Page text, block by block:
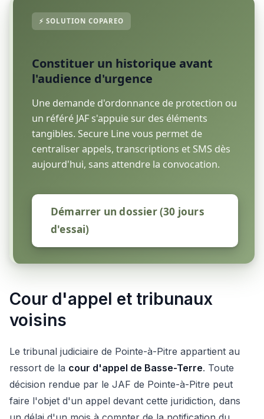
Constituer un historique avant
l'audience d'urgence
Une demande d'ordonnance de protection ou
un référé JAF s'appuie sur des éléments
tangibles. Secure Line vous permet de
centraliser appels, transcriptions et SMS dès
aujourd'hui, sans attendre la convocation.
Démarrer un dossier (30 jours
d'essai)
Cour d'appel et tribunaux
voisins
Le tribunal judiciaire de Pointe-à-Pitre appartient au
ressort de la cour d'appel de Basse-Terre. Toute
décision rendue par le JAF de Pointe-à-Pitre peut
faire l'objet d'un appel devant cette juridiction, dans